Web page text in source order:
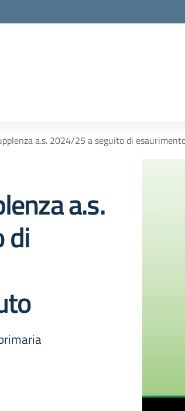
a.s. 2024/25 a seguito di
a.s.
di